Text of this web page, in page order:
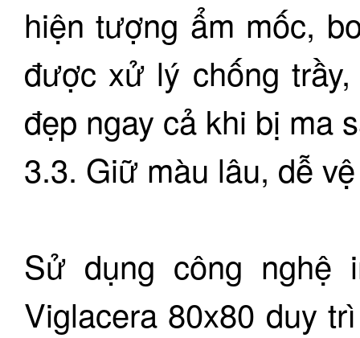
hiện tượng ẩm mốc,
được xử lý chống
đẹp ngay cả khi bị ma
3.3. Giữ màu lâu, dễ
Sử dụng công nghệ
Viglacera 80x80 duy